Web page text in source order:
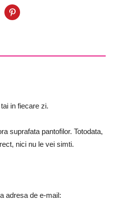
in fiecare zi.
suprafata pantofilor. Totodata,
nici nu le vei simti.
adresa de e-mail: